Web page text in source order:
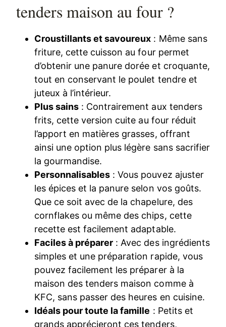
tenders maison au four ?
Croustillants et savoureux : Même sans
friture, cette cuisson au four permet
d’obtenir une panure dorée et croquante,
tout en conservant le poulet tendre et
juteux à l’intérieur.
Plus sains : Contrairement aux tenders
frits, cette version cuite au four réduit
l’apport en matières grasses, offrant
ainsi une option plus légère sans sacrifier
la gourmandise.
Personnalisables : Vous pouvez ajuster
les épices et la panure selon vos goûts.
Que ce soit avec de la chapelure, des
cornflakes ou même des chips, cette
recette est facilement adaptable.
Faciles à préparer : Avec des ingrédients
simples et une préparation rapide, vous
pouvez facilement les préparer à la
maison des tenders maison comme à
KFC, sans passer des heures en cuisine.
Idéals pour toute la famille : Petits et
grands apprécieront ces tenders,